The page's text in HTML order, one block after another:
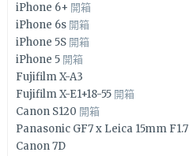
iPhone 6+ 開箱
iPhone 6s 開箱
iPhone 5S 開箱
iPhone 5 開箱
Fujifilm X-A3
Fujifilm X-E1+18-55 開箱
Canon S120 開箱
Panasonic GF7 x Leica 15mm F1.7
Canon 7D